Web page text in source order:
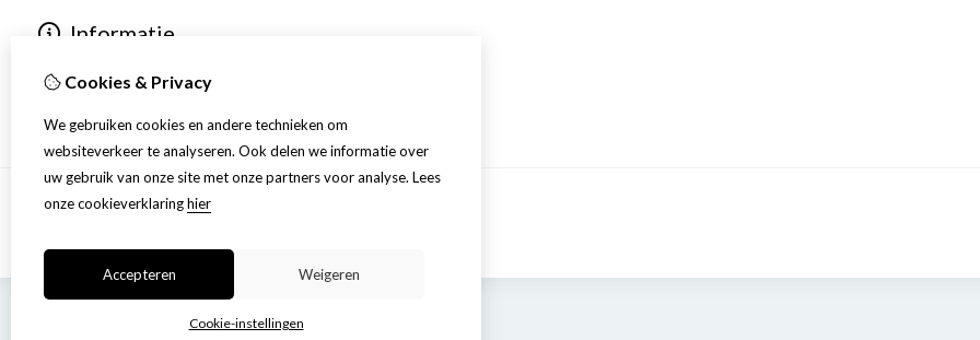
Informatie
Privacyverklaring
Cookies & Privacy
We gebruiken cookies en andere technieken om
websiteverkeer te analyseren. Ook delen we informatie over
uw gebruik van onze site met onze partners voor analyse. Lees
onze cookieverklaringhier
Accepteren Weigeren
Cookie-instellingen